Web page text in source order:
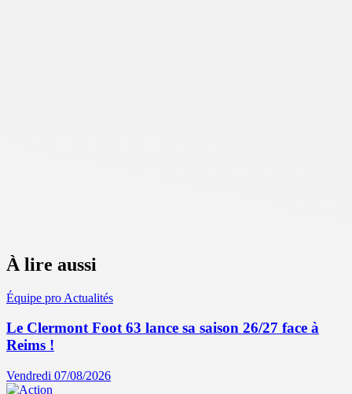
À lire aussi
Équipe pro Actualités
Le Clermont Foot 63 lance sa saison 26/27 face à
Reims !
Vendredi 07/08/2026